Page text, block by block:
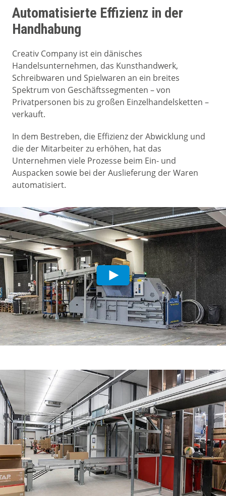
Automatisierte Effizienz in der
Handhabung
Creativ Company ist ein dänisches
Handelsunternehmen, das Kunsthandwerk,
Schreibwaren und Spielwaren an ein breites
Spektrum von Geschäftssegmenten – von
Privatpersonen bis zu großen Einzelhandelsketten –
verkauft.
In dem Bestreben, die Effizienz der Abwicklung und
die der Mitarbeiter zu erhöhen, hat das
Unternehmen viele Prozesse beim Ein- und
Auspacken sowie bei der Auslieferung der Waren
automatisiert.